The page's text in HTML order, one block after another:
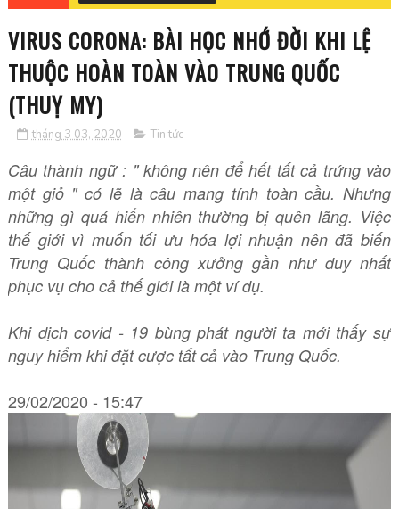
VIRUS CORONA: BÀI HỌC NHỚ ĐỜI KHI LỆ
THUỘC HOÀN TOÀN VÀO TRUNG QUỐC
(THUỴ MY)
tháng 3 03, 2020 Tin tức
Câu thành ngữ : " không nên để hết tất cả trứng vào
một giỏ " có lẽ là câu mang tính toàn cầu. Nhưng
những gì quá hiển nhiên thường bị quên lãng. Việc
thế giới vì muốn tối ưu hóa lợi nhuận nên đã biến
Trung Quốc thành công xưởng gần như duy nhất
phục vụ cho cả thế giới là một ví dụ.
Khi dịch covid - 19 bùng phát người ta mới thấy sự
nguy hiểm khi đặt cược tất cả vào Trung Quốc.
29/02/2020 - 15:47